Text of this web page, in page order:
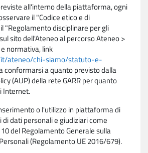
all'interno della piattaforma, ogni
il "Codice etico e di
"Regolamento disciplinare per gli
sito dell'Ateneo al percorso Ateneo >
normativa, link
ateneo/chi-siamo/statuto-e-
conformarsi a quanto previsto dalla
(AUP) della rete GARR per quanto
Internet.
o l'utilizzo in piattaforma di
dati personali e giudiziari come
del Regolamento Generale sulla
(Regolamento UE 2016/679).